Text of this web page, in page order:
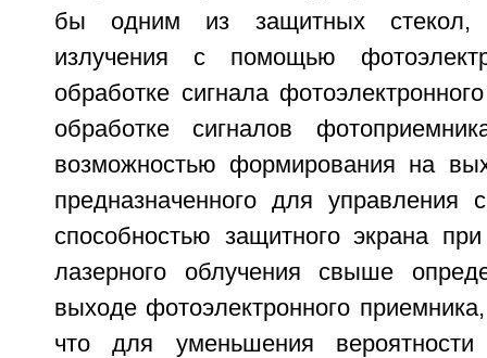
бы одним из защитных стекол,
излучения с помощью
обработке сигнала
обработке сигналов
возможностью формирования на
предназначенного для управления
способностью защитного экрана
лазерного облучения свыше
выходе фотоэлектронного
что для уменьшения